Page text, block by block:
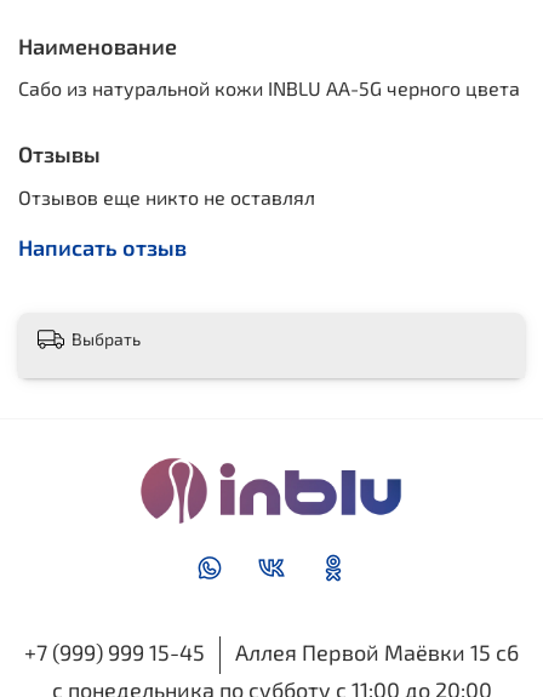
Наименование
Сабо из натуральной кожи INBLU AA-5G черного цвета
Отзывы
Отзывов еще никто не оставлял
Написать отзыв
Выбрать
+7 (999) 999 15-45
Аллея Первой Маёвки 15 с6
с понедельника по субботу с 11:00 до 20:00